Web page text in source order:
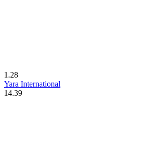
1.28
Yara International
14.39